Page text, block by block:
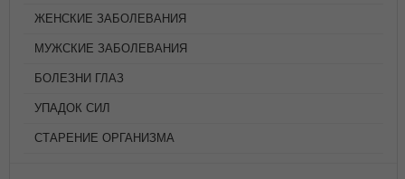
ЖЕНСКИЕ ЗАБОЛЕВАНИЯ
МУЖСКИЕ ЗАБОЛЕВАНИЯ
БОЛЕЗНИ ГЛАЗ
УПАДОК СИЛ
СТАРЕНИЕ ОРГАНИЗМА